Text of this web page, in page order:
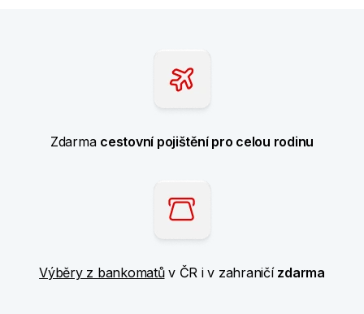
Zdarma cestovní pojištění pro celou rodinu
Výběry z bankomatův ČR i v zahraničí zdarma